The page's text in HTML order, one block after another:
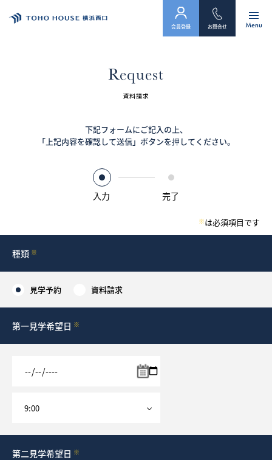
お知らせ
ログイン
Menu
お問合せ
会員登録
Request
資料請求
下記フォームにご記入の上、
「上記内容を確認して送信」ボタンを押してください。
入力 完了
※は必須項目です
種類 ※
見学予約 資料請求
第一見学希望日 ※
第二見学希望日 ※